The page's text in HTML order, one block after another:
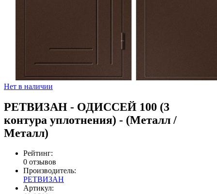
Нет в наличии
РЕТВИЗАН - ОДИССЕЙ 100 (3
контура уплотнения) - (Металл /
Металл)
Рейтинг:
0 отзывов
Производитель:
РЕТВИЗАН
Артикул: